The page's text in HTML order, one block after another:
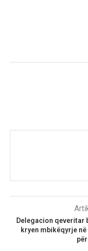
Delegacion qeveritar
kryen mbikëqyrje